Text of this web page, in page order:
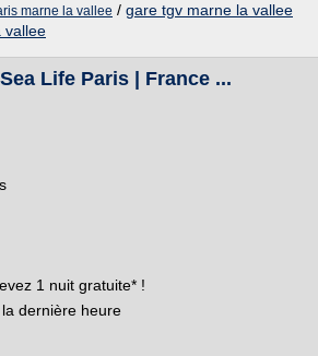
marne la vallee / gare tgv marne la vallee
vallee
Life Paris | France ...
1 nuit gratuite* !
dernière heure